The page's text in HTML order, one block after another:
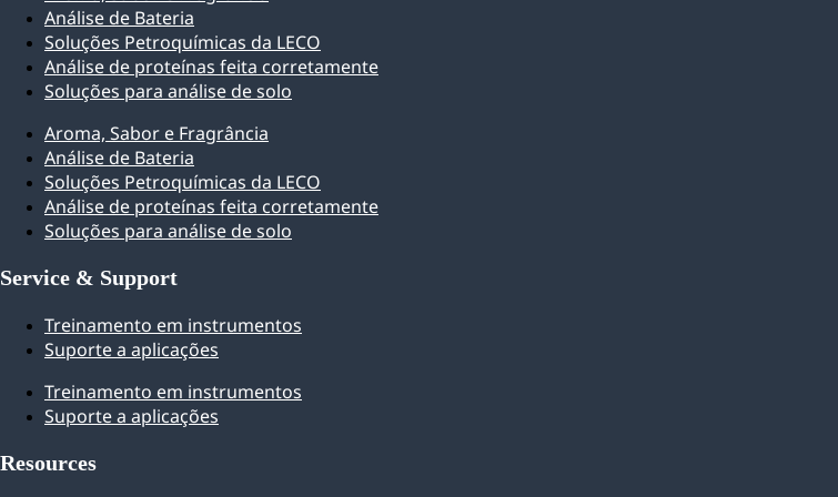
Análise de Bateria
Soluções Petroquímicas da LECO
Análise de proteínas feita corretamente
Soluções para análise de solo
Aroma, Sabor e Fragrância
Análise de Bateria
Soluções Petroquímicas da LECO
Análise de proteínas feita corretamente
Soluções para análise de solo
Service & Support
Treinamento em instrumentos
Suporte a aplicações
Treinamento em instrumentos
Suporte a aplicações
Resources